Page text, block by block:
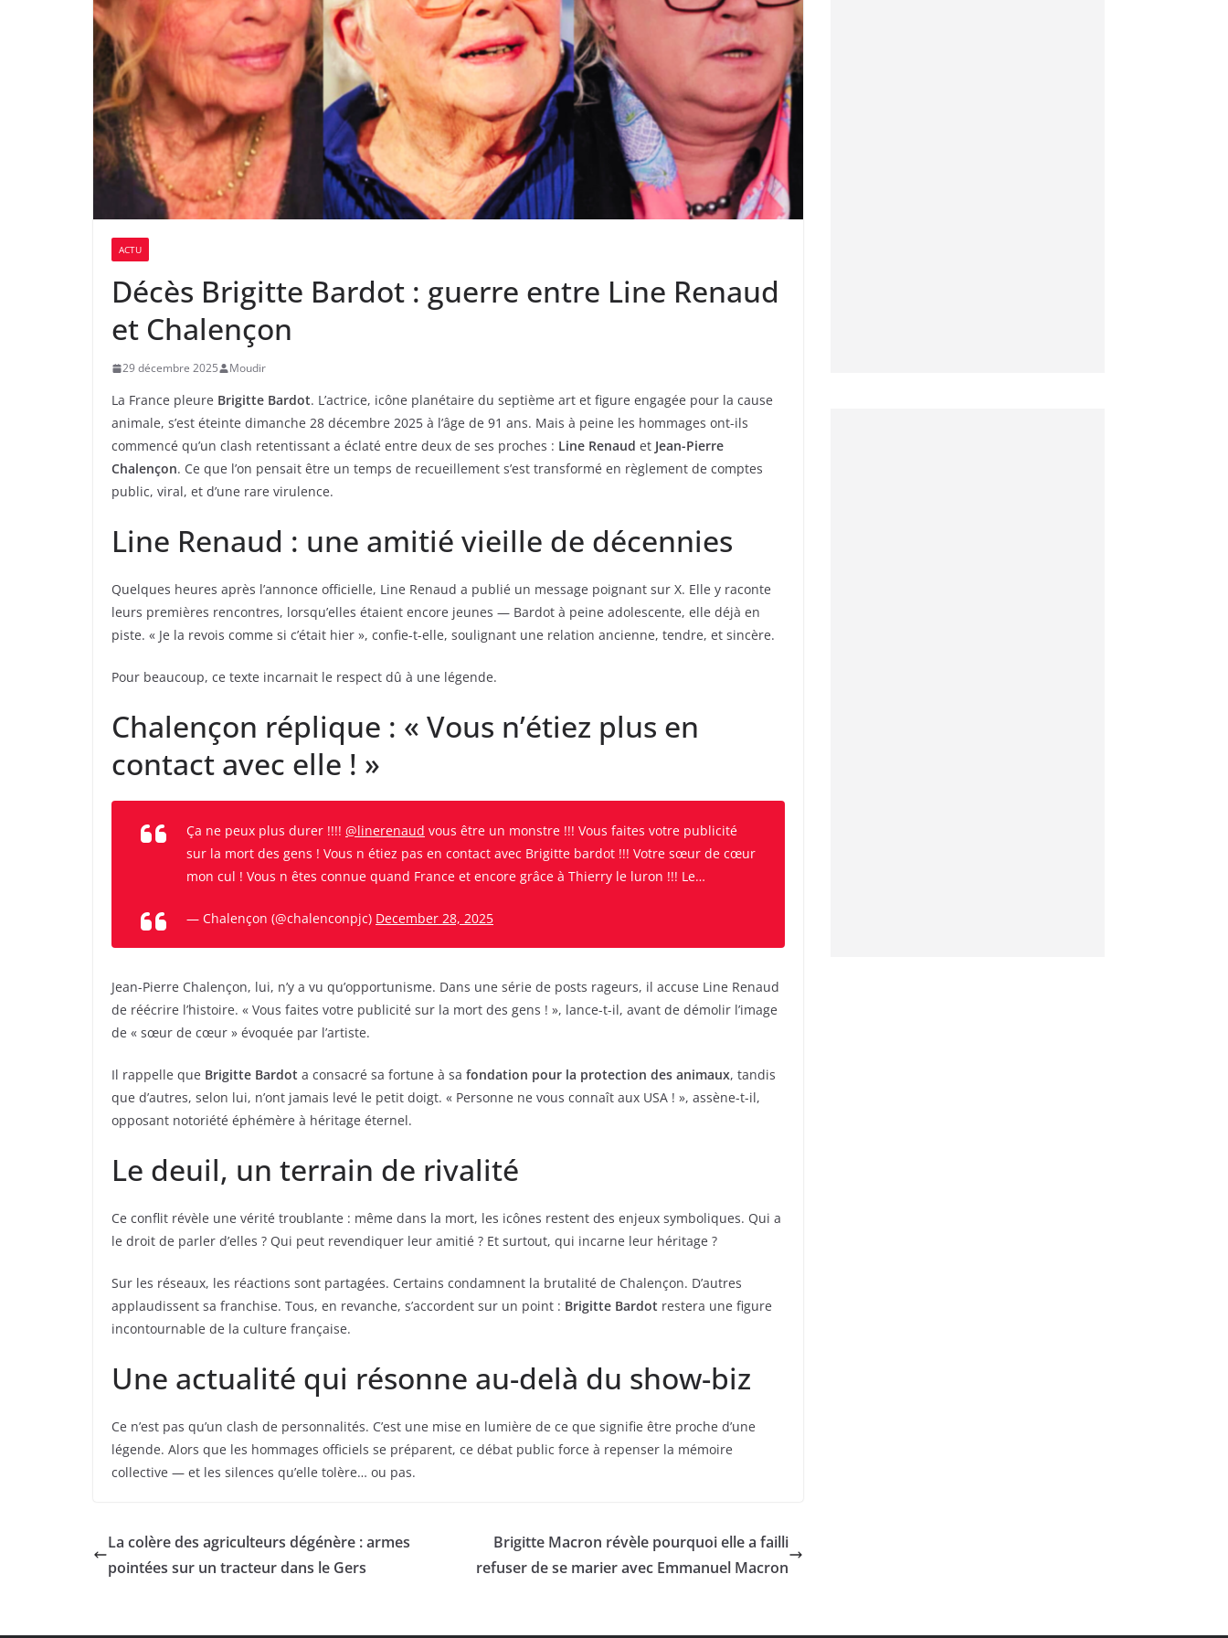
ACTU
Décès Brigitte Bardot : guerre entre Line Renaud
et Chalençon
29 décembre 2025 Moudir
La France pleure Brigitte Bardot. L’actrice, icône planétaire du septième art et figure engagée pour la cause
animale, s’est éteinte dimanche 28 décembre 2025 à l’âge de 91 ans. Mais à peine les hommages ont-ils
commencé qu’un clash retentissant a éclaté entre deux de ses proches : Line Renaud et Jean-Pierre
Chalençon. Ce que l’on pensait être un temps de recueillement s’est transformé en règlement de comptes
public, viral, et d’une rare virulence.
Line Renaud : une amitié vieille de décennies
Quelques heures après l’annonce officielle, Line Renaud a publié un message poignant sur X. Elle y raconte
leurs premières rencontres, lorsqu’elles étaient encore jeunes — Bardot à peine adolescente, elle déjà en
piste. « Je la revois comme si c’était hier », confie-t-elle, soulignant une relation ancienne, tendre, et sincère.
Pour beaucoup, ce texte incarnait le respect dû à une légende.
Chalençon réplique : « Vous n’étiez plus en
contact avec elle ! »
Ça ne peux plus durer !!!! @linerenaud vous être un monstre !!! Vous faites votre publicité
sur la mort des gens ! Vous n étiez pas en contact avec Brigitte bardot !!! Votre sœur de cœur
mon cul ! Vous n êtes connue quand France et encore grâce à Thierry le luron !!! Le…
— Chalençon (@chalenconpjc) December 28, 2025
Jean-Pierre Chalençon, lui, n’y a vu qu’opportunisme. Dans une série de posts rageurs, il accuse Line Renaud
de réécrire l’histoire. « Vous faites votre publicité sur la mort des gens ! », lance-t-il, avant de démolir l’image
de « sœur de cœur » évoquée par l’artiste.
Il rappelle que Brigitte Bardot a consacré sa fortune à sa fondation pour la protection des animaux, tandis
que d’autres, selon lui, n’ont jamais levé le petit doigt. « Personne ne vous connaît aux USA ! », assène-t-il,
opposant notoriété éphémère à héritage éternel.
Le deuil, un terrain de rivalité
Ce conflit révèle une vérité troublante : même dans la mort, les icônes restent des enjeux symboliques. Qui a
le droit de parler d’elles ? Qui peut revendiquer leur amitié ? Et surtout, qui incarne leur héritage ?
Sur les réseaux, les réactions sont partagées. Certains condamnent la brutalité de Chalençon. D’autres
applaudissent sa franchise. Tous, en revanche, s’accordent sur un point : Brigitte Bardot restera une figure
incontournable de la culture française.
Une actualité qui résonne au-delà du show-biz
Ce n’est pas qu’un clash de personnalités. C’est une mise en lumière de ce que signifie être proche d’une
légende. Alors que les hommages officiels se préparent, ce débat public force à repenser la mémoire
collective — et les silences qu’elle tolère… ou pas.
La colère des agriculteurs dégénère : armes
pointées sur un tracteur dans le Gers
Brigitte Macron révèle pourquoi elle a failli
refuser de se marier avec Emmanuel Macron